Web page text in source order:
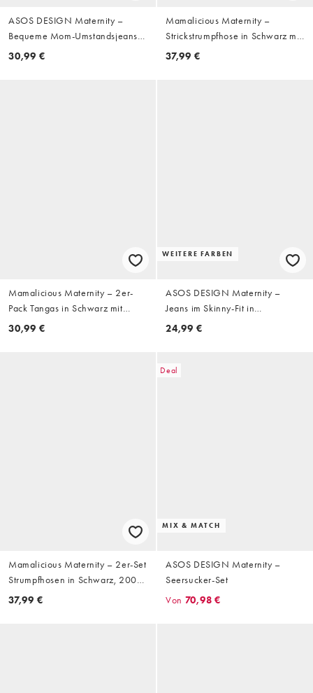
ASOS DESIGN Maternity –
Bequeme Mom-Umstandsjeans
in verwaschenem Schwarz mit
30,99 €
Mamalicious Maternity –
Strickstrumpfhose in Schwarz mit
Überbauchbund
37,99 €
Mamalicious Maternity – 2er-
Pack Tangas in Schwarz mit
Überbauchbund
30,99 €
WEITERE FARBEN
ASOS DESIGN Maternity –
Jeans im Skinny-Fit in
Dunkelblau mit Überbauchbund
24,99 €
Mamalicious Maternity – 2er-Set
Strumpfhosen in Schwarz, 200
Denier
37,99 €
Deal
MIX & MATCH
ASOS DESIGN Maternity –
Seersucker-Set
Von 70,98 €